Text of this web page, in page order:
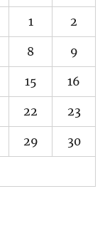
1 2
8 9
15 16
22 23
29 30